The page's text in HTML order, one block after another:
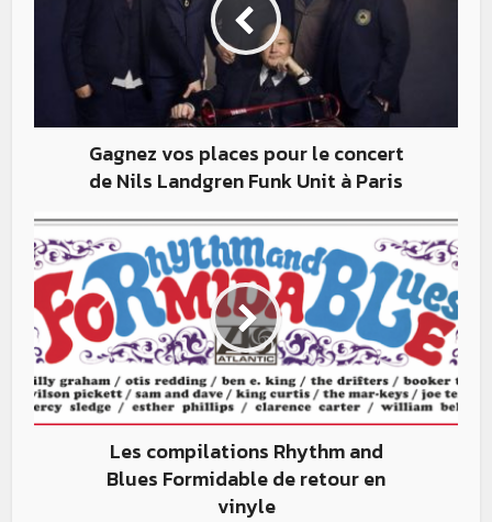
Gagnez vos places pour le concert
de Nils Landgren Funk Unit à Paris
Les compilations Rhythm and
Blues Formidable de retour en
vinyle